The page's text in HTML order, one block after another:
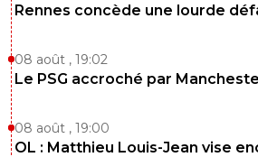
Rennes concède une lourde
08 août , 19:02
Le PSG accroché par
08 août , 19:00
OL : Matthieu Louis-Jean vise